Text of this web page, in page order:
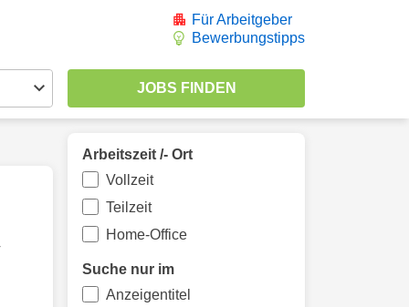
Für Arbeitgeber
Bewerbungstipps
Arbeitszeit /- Ort
Vollzeit
Teilzeit
Home-Office
Suche nur im
Anzeigentitel